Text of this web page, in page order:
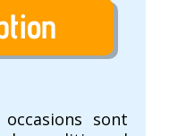
sont